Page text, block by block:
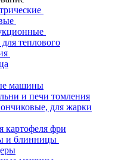
теплового
машины
и печи томления
для жарки
картофеля фри
и блинницы